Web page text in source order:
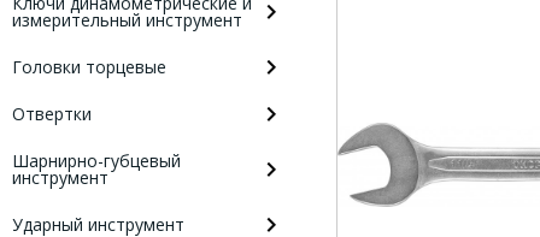
измерительный инструмент
Головки торцевые
Отвертки
Шарнирно-губцевый
инструмент
Ударный инструмент